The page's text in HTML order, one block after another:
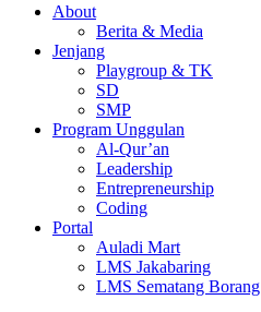
About
Berita & Media
Jenjang
Playgroup & TK
SD
SMP
Program Unggulan
Al-Qur’an
Leadership
Entrepreneurship
Coding
Portal
Auladi Mart
LMS Jakabaring
LMS Sematang Borang